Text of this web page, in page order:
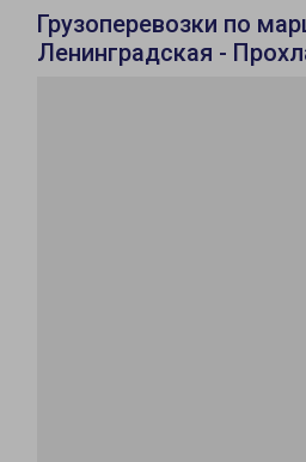
Грузоперевозки по
Ленинградская -